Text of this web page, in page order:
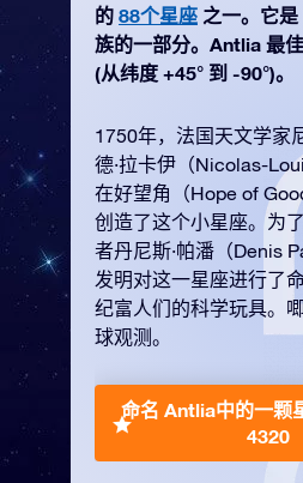
的 88个星座 之一。它
族的一部分。Antlia 最
(从纬度 +45° 到 -90°)。
1750年，法国天文学家
德·拉卡伊（Nicolas-
在好望角（Hope of
创造了这个小星座。为
者丹尼斯·帕潘（Denis
发明对这一星座进行了
纪富人们的科学玩具。
球观测。
命名 Antlia中的一颗
4320